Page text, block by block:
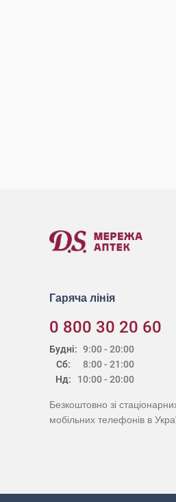
Гаряча лінія
0 800 30 20 60
Будні:
Сб:
Нд:
9:00 - 20:00
8:00 - 21:00
10:00 - 20:00
Безкоштовно зі
мобільних телефонів в